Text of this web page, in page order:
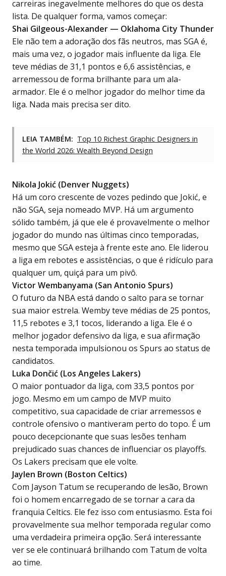
carreiras inegavelmente melhores do que os desta
lista. De qualquer forma, vamos começar:
Shai Gilgeous-Alexander — Oklahoma City Thunder
Ele não tem a adoração dos fãs neutros, mas SGA é,
mais uma vez, o jogador mais influente da liga. Ele
teve médias de 31,1 pontos e 6,6 assistências, e
arremessou de forma brilhante para um ala-
armador. Ele é o melhor jogador do melhor time da
liga. Nada mais precisa ser dito.
LEIA TAMBÉM: Top 10 Richest Graphic Designers in
the World 2026: Wealth Beyond Design
Nikola Jokić (Denver Nuggets)
Há um coro crescente de vozes pedindo que Jokić, e
não SGA, seja nomeado MVP. Há um argumento
sólido também, já que ele é provavelmente o melhor
jogador do mundo nas últimas cinco temporadas,
mesmo que SGA esteja à frente este ano. Ele liderou
a liga em rebotes e assistências, o que é ridículo para
qualquer um, quiçá para um pivô.
Victor Wembanyama (San Antonio Spurs)
O futuro da NBA está dando o salto para se tornar
sua maior estrela. Wemby teve médias de 25 pontos,
11,5 rebotes e 3,1 tocos, liderando a liga. Ele é o
melhor jogador defensivo da liga, e sua afirmação
nesta temporada impulsionou os Spurs ao status de
candidatos.
Luka Dončić (Los Angeles Lakers)
O maior pontuador da liga, com 33,5 pontos por
jogo. Mesmo em um campo de MVP muito
competitivo, sua capacidade de criar arremessos e
controle ofensivo o mantiveram perto do topo. É um
pouco decepcionante que suas lesões tenham
prejudicado suas chances de influenciar os playoffs.
Os Lakers precisam que ele volte.
Jaylen Brown (Boston Celtics)
Com Jayson Tatum se recuperando de lesão, Brown
foi o homem encarregado de se tornar a cara da
franquia Celtics. Ele fez isso com entusiasmo. Esta foi
provavelmente sua melhor temporada regular como
uma verdadeira primeira opção. Será interessante
ver se ele continuará brilhando com Tatum de volta
ao time.